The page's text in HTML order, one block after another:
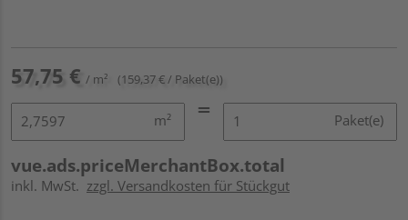
57,75 € / m² (159,37 € / Paket(e))
m² Paket(e)
vue.ads.priceMerchantBox.total
inkl. MwSt. zzgl. Versandkosten für Stückgut